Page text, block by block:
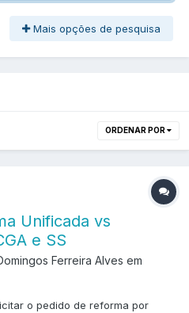
Mais opções de pesquisa
ORDENAR POR
Unificada vs
e SS
Ferreira Alves em
o pedido de reforma por